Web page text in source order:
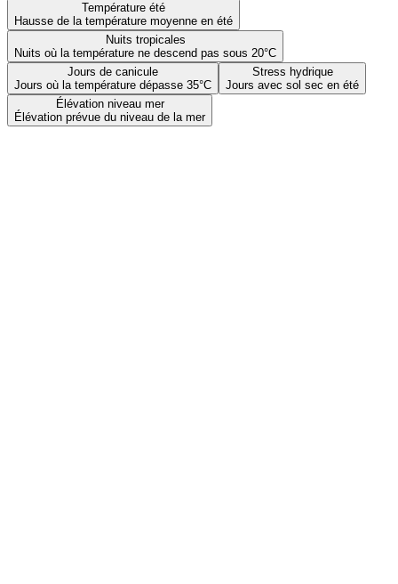
Température été
Hausse de la température moyenne en été
Nuits tropicales
Nuits où la température ne descend pas sous 20°C
Jours de canicule
Jours où la température dépasse 35°C
Stress hydrique
Jours avec sol sec en été
Élévation niveau mer
Élévation prévue du niveau de la mer